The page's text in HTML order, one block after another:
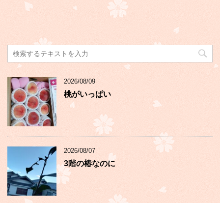
2026/08/09
桃がいっぱい
2026/08/07
3階の椿なのに